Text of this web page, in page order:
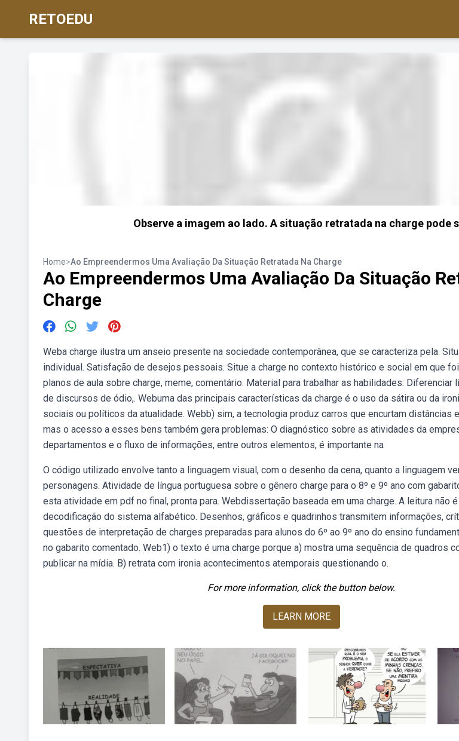
RETOEDU
Observe a imagem ao lado. A situação retratada na charge pode
Home>Ao Empreendermos Uma Avaliação Da Situação Retratada Na Charge
Ao Empreendermos Uma Avaliação Da Situação
Charge
Weba charge ilustra um anseio presente na sociedade contemporânea, que se caracteriza pela.
individual. Satisfação de desejos pessoais. Situe a charge no contexto histórico e social em que
planos de aula sobre charge, meme, comentário. Material para trabalhar as habilidades: Diferenciar
de discursos de ódio,. Webuma das principais características da charge é o uso da sátira ou da
sociais ou políticos da atualidade. Webb) sim, a tecnologia produz carros que encurtam distâncias
mas o acesso a esses bens também gera problemas: O diagnóstico sobre as atividades da
departamentos e o fluxo de informações, entre outros elementos, é importante na
O código utilizado envolve tanto a linguagem visual, com o desenho da cena, quanto a linguagem
personagens. Atividade de língua portuguesa sobre o gênero charge para o 8º e 9º ano com
esta atividade em pdf no final, pronta para. Webdissertação baseada em uma charge. A leitura não
decodificação do sistema alfabético. Desenhos, gráficos e quadrinhos transmitem informações,
questões de interpretação de charges preparadas para alunos do 6º ao 9º ano do ensino
no gabarito comentado. Web1) o texto é uma charge porque a) mostra uma sequência de quadros
publicar na mídia. B) retrata com ironia acontecimentos atemporais questionando o.
For more information, click the button below.
LEARN MORE